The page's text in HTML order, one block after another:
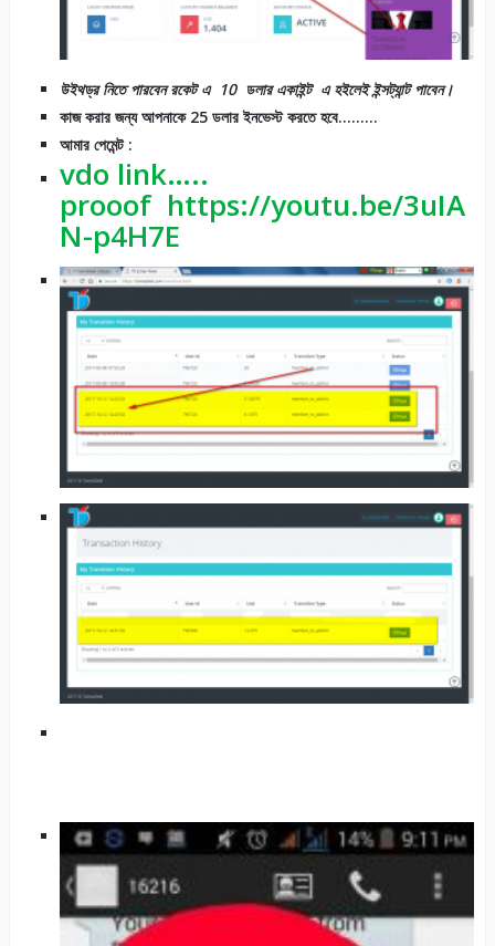
উইথড্র নিতে পারবেন রকেট এ 10 ডলার একাইন্ট এ হইলেই ইন্সট্যান্ট পাবেন।
কাজ করার জন্য আপনাকে 25 ডলার ইনভেস্ট করতে হবে………
আমার পেমেন্ট :
vdo link…..
prooof https://youtu.be/3uIA
N-p4H7E